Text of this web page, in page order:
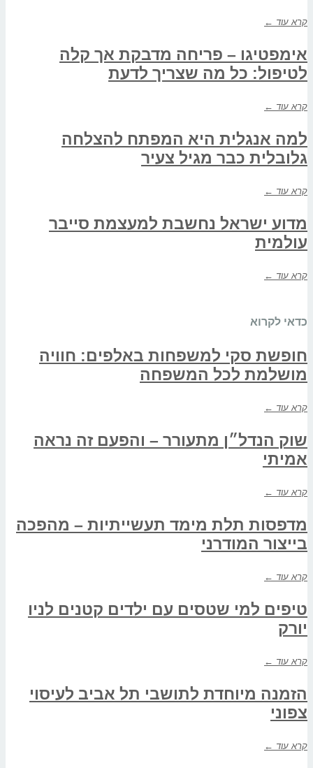
קרא עוד ←
אימפטיגו – פריחה מדבקת אך קלה
לטיפול: כל מה שצריך לדעת
קרא עוד ←
למה אנגלית היא המפתח להצלחה
גלובלית כבר מגיל צעיר
קרא עוד ←
מדוע ישראל נחשבת למעצמת סייבר
עולמית
קרא עוד ←
כדאי לקרוא
חופשת סקי למשפחות באלפים: חוויה
מושלמת לכל המשפחה
קרא עוד ←
שוק הנדל״ן מתעורר – והפעם זה נראה
אמיתי
קרא עוד ←
מדפסות תלת מימד תעשייתיות – מהפכה
בייצור המודרני
קרא עוד ←
טיפים למי שטסים עם ילדים קטנים לניו
יורק
קרא עוד ←
הזמנה מיוחדת לתושבי תל אביב לעיסוי
צפוני
קרא עוד ←